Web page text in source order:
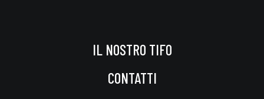
IL NOSTRO TIFO
CONTATTI